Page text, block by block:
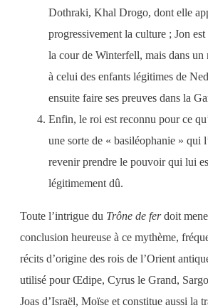
Dothraki, Khal Drogo, dont elle
progressivement la culture ; Jon est
la cour de Winterfell, mais dans un
à celui des enfants légitimes de
ensuite faire ses preuves dans la
Enfin, le roi est reconnu pour ce
une sorte de « basiléophanie » qui
revenir prendre le pouvoir qui lui
légitimement dû.
Toute l’intrigue du Trône de ferdoit
conclusion heureuse à ce mythème,
récits d’origine des rois de l’Orient
utilisé pour Œdipe, Cyrus le Grand,
Joas d’Israël, Moïse et constitue aussi la